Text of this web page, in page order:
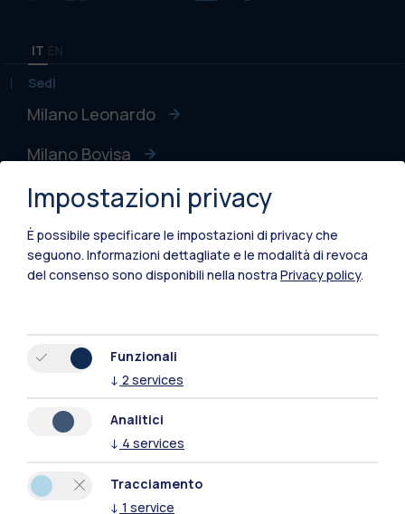
IT
Sedi
Milano Leonardo
Milano Bovisa
Cremona
Lecco
Mantova
Xi'an
Naviga il sito
Contattaci
Impostazioni privacy
È possibile specificare le impostazioni di privacy che
seguono. Informazioni dettagliate e le modalità di revoca
del consenso sono disponibili nella nostra Privacy policy.
Funzionali
↓ 2 services
Analitici
↓ 4 services
Tracciamento
↓ 1 service